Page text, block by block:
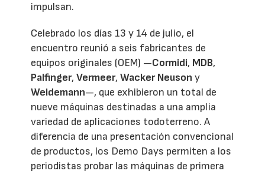
impulsan.
Celebrado los días 13 y 14 de julio, el
encuentro reunió a seis fabricantes de
equipos originales (OEM) —Cormidi, MDB,
Palfinger,Vermeer,Wacker Neuson y
Weidemann—, que exhibieron un total de
nueve máquinas destinadas a una amplia
variedad de aplicaciones todoterreno. A
diferencia de una presentación convencional
de productos, los Demo Days permiten a los
periodistas probar las máquinas de primera